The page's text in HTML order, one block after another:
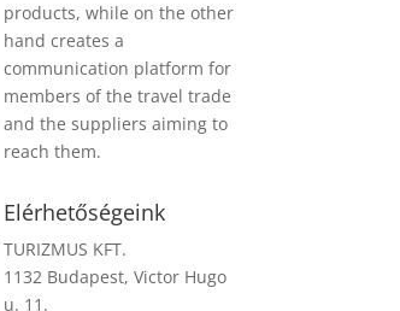
products, while on the other
hand creates a
communication platform for
members of the travel trade
and the suppliers aiming to
reach them.
Elérhetőségeink
TURIZMUS KFT.
1132 Budapest, Victor Hugo
u. 11.